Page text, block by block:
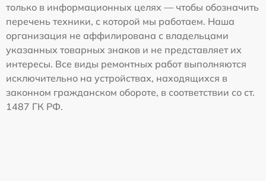
только в информационных целях — чтобы обозначить
перечень техники, с которой мы работаем. Наша
организация не аффилирована с владельцами
указанных товарных знаков и не представляет их
интересы. Все виды ремонтных работ выполняются
исключительно на устройствах, находящихся в
законном гражданском обороте, в соответствии со ст.
1487 ГК РФ.